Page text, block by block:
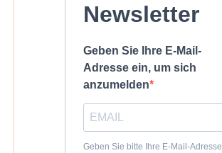
Newsletter
Geben Sie Ihre E-Mail-
Adresse ein, um sich
anzumelden
Geben Sie bitte Ihre E-Mail-Adresse